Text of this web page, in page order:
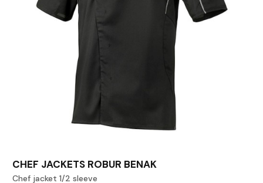
CHEF JACKETS ROBUR BENAK
Chef jacket 1/2 sleeve